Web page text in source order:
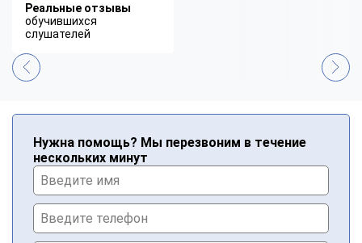
Реальные отзывы
обучившихся
слушателей
Нужна помощь? Мы перезвоним в течение
нескольких минут